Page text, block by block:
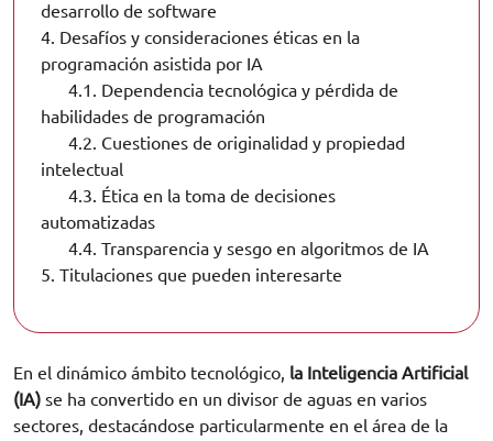
desarrollo de software
4. Desafíos y consideraciones éticas en la
programación asistida por IA
4.1. Dependencia tecnológica y pérdida de
habilidades de programación
4.2. Cuestiones de originalidad y propiedad
intelectual
4.3. Ética en la toma de decisiones
automatizadas
4.4. Transparencia y sesgo en algoritmos de IA
5. Titulaciones que pueden interesarte
En el dinámico ámbito tecnológico, la Inteligencia Artificial
(IA) se ha convertido en un divisor de aguas en varios
sectores, destacándose particularmente en el área de la